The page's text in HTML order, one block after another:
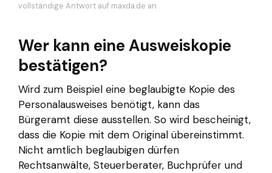
vollständige Antwort auf maxda.de an
Wer kann eine Ausweiskopie
bestätigen?
Wird zum Beispiel eine beglaubigte Kopie des
Personalausweises benötigt, kann das
Bürgeramt diese ausstellen. So wird bescheinigt,
dass die Kopie mit dem Original übereinstimmt.
Nicht amtlich beglaubigen dürfen
Rechtsanwälte, Steuerberater, Buchprüfer und